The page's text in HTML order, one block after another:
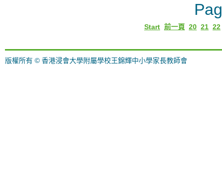
Start 前一頁 20 21 22
版權所有 © 香港浸會大學附屬學校王錦輝中小學家長教師會